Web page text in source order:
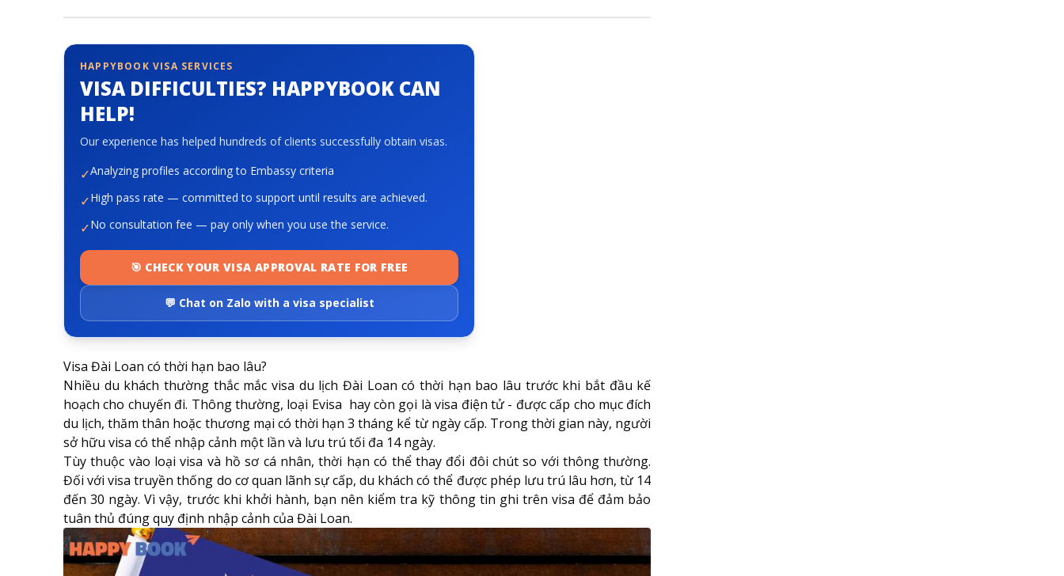
HAPPYBOOK VISA SERVICES
VISA DIFFICULTIES? HAPPYBOOK CAN
HELP!
Our experience has helped hundreds of clients successfully obtain visas.
✓Analyzing profiles according to Embassy criteria
✓High pass rate — committed to support until results are achieved.
✓No consultation fee — pay only when you use the service.
🎯 CHECK YOUR VISA APPROVAL RATE FOR FREE
💬 Chat on Zalo with a visa specialist
Visa Đài Loan có thời hạn bao lâu?
Nhiều du khách thường thắc mắc visa du lịch Đài Loan có thời hạn bao lâu trước khi bắt đầu kế
hoạch cho chuyến đi. Thông thường, loại Evisa hay còn gọi là visa điện tử - được cấp cho mục đích
du lịch, thăm thân hoặc thương mại có thời hạn 3 tháng kể từ ngày cấp. Trong thời gian này, người
sở hữu visa có thể nhập cảnh một lần và lưu trú tối đa 14 ngày.
Tùy thuộc vào loại visa và hồ sơ cá nhân, thời hạn có thể thay đổi đôi chút so với thông thường.
Đối với visa truyền thống do cơ quan lãnh sự cấp, du khách có thể được phép lưu trú lâu hơn, từ 14
đến 30 ngày. Vì vậy, trước khi khởi hành, bạn nên kiểm tra kỹ thông tin ghi trên visa để đảm bảo
tuân thủ đúng quy định nhập cảnh của Đài Loan.